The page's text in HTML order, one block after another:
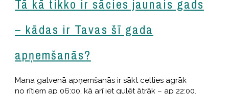
Tā kā tikko ir sācies jaunais gads
– kādas ir Tavas šī gada
apņemšanās?
Mana galvenā apņemšanās ir sākt celties agrāk
no rītiem ap 06:00, kā arī iet gulēt ātrāk – ap 22:00.